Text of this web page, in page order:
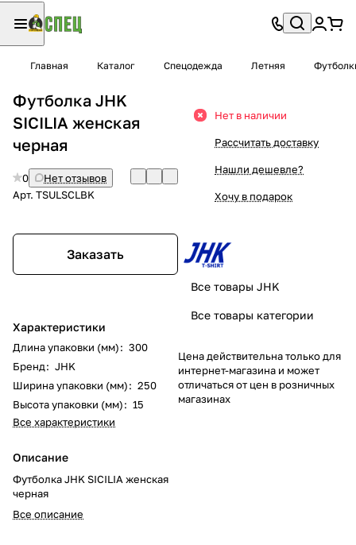
Главная Каталог Спецодежда Летняя
Футболка JHK
SICILIA женская
черная
0
Нет отзывов
Арт. TSULSCLBK
Заказать
Характеристики
Длина упаковки (мм): 300
Бренд: JHK
Ширина упаковки (мм): 250
Высота упаковки (мм): 15
Все характеристики
Описание
Футболка JHK SICILIA женская
черная
Все описание
Нет в наличии
Рассчитать доставку
Нашли дешевле?
Хочу в подарок
Все товары JHK
Все товары категории
Цена действительна только для
интернет-магазина и может
отличаться от цен в розничных
магазинах